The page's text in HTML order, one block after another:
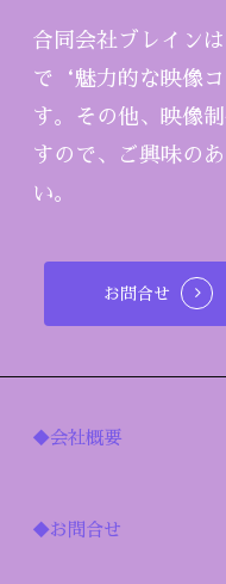
合同会社ブレイン
で‘魅力的な映像
す。その他、映像
すので、ご興味の
い。
お問合せ
◆会社概要
◆お問合せ